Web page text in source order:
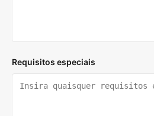
Requisitos especiais